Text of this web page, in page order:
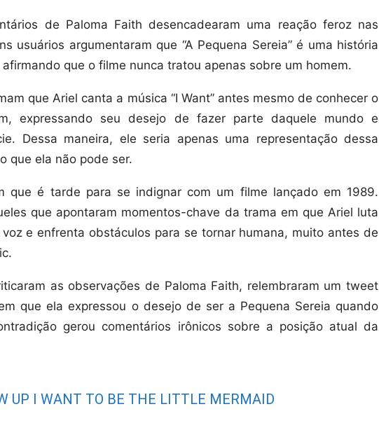
de Paloma Faith desencadearam uma reação feroz nas
usuários argumentaram que “A Pequena Sereia” é uma história
que o filme nunca tratou apenas sobre um homem.
que Ariel canta a música “I Want” antes mesmo de conhecer o
expressando seu desejo de fazer parte daquele mundo e
Dessa maneira, ele seria apenas uma representação dessa
que ela não pode ser.
que é tarde para se indignar com um filme lançado em 1989.
que apontaram momentos-chave da trama em que Ariel luta
e enfrenta obstáculos para se tornar humana, muito antes de
as observações de Paloma Faith, relembraram um tweet
que ela expressou o desejo de ser a Pequena Sereia quando
gerou comentários irônicos sobre a posição atual da
UP I WANT TO BE THE LITTLE MERMAID